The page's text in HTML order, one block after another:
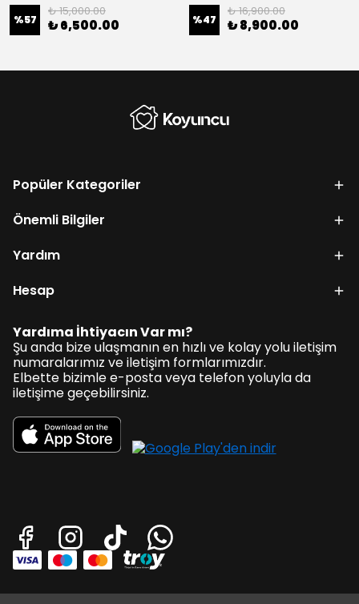
%57
₺ 15,000.00
₺ 6,500.00 %47
₺ 16,900.00
₺ 8,900.00
Popüler Kategoriler
Önemli Bilgiler
Yardım
Hesap
Yardıma İhtiyacın Var mı?
Şu anda bize ulaşmanın en hızlı ve kolay yolu iletişim
numaralarımız ve iletişim formlarımızdır.
Elbette bizimle e-posta veya telefon yoluyla da
iletişime geçebilirsiniz.